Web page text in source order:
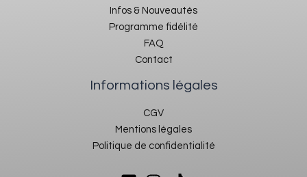
Infos & Nouveautés
Programme fidélité
FAQ
Contact
Informations légales
CGV
Mentions légales
Politique de confidentialité